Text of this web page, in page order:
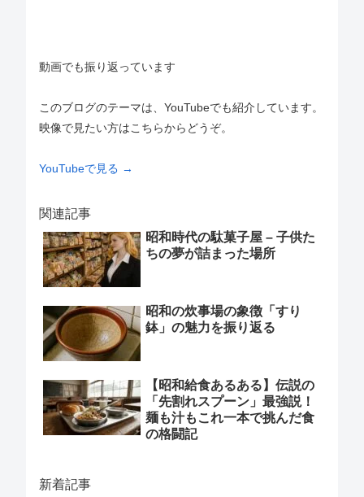
動画でも振り返っています
このブログのテーマは、YouTubeでも紹介しています。
映像で見たい方はこちらからどうぞ。
YouTubeで見る →
関連記事
昭和時代の駄菓子屋 – 子供た
ちの夢が詰まった場所
昭和の炊事場の象徴「すり
鉢」の魅力を振り返る
【昭和給食あるある】伝説の
「先割れスプーン」最強説！
麺も汁もこれ一本で挑んだ食
の格闘記
新着記事